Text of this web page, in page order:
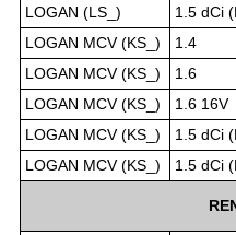
LOGAN (LS_)
1.5 dCi
LOGAN MCV (KS_)
1.4
LOGAN MCV (KS_)
1.6
LOGAN MCV (KS_)
1.6 16V
LOGAN MCV (KS_)
1.5 dCi
LOGAN MCV (KS_)
1.5 dCi